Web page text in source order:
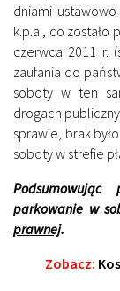
dniami
k.p.a., co zostało
czerwca 2011 r.
zaufania do
soboty w ten
drogach
sprawie, brak
soboty w strefie
parkowanie w
prawnej.
Zobacz: